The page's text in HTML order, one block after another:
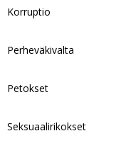
Korruptio
Perheväkivalta
Petokset
Seksuaalirikokset